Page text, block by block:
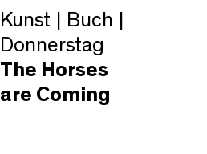
Kunst | Buch |
Donnerstag
The Horses
are Coming